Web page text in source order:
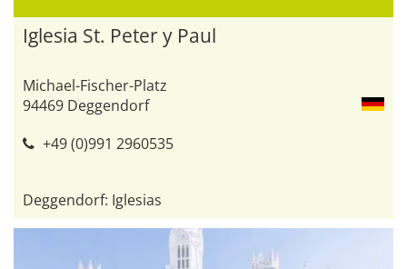
Iglesia St. Peter y Paul
Michael-Fischer-Platz
94469 Deggendorf
+49 (0)991 2960535
Deggendorf: Iglesias